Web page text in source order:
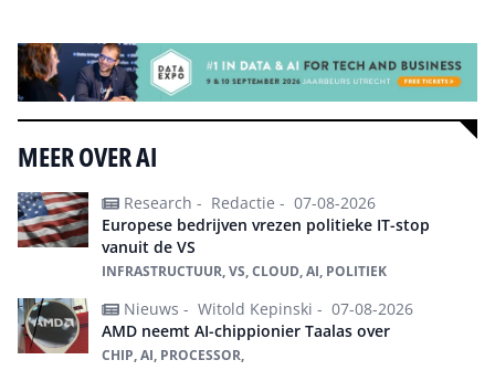
MEER OVER AI
Research - Redactie - 07-08-2026
Europese bedrijven vrezen politieke IT-stop
vanuit de VS
INFRASTRUCTUUR, VS, CLOUD, AI, POLITIEK
Nieuws - Witold Kepinski - 07-08-2026
AMD neemt AI-chippionier Taalas over
CHIP, AI, PROCESSOR,